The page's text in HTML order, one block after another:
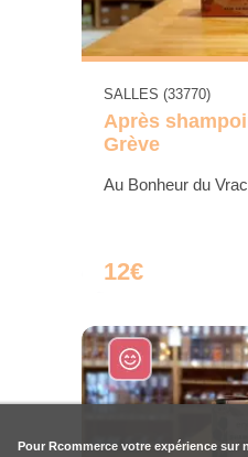
SALLES (33770)
Après
Grève
Au Bonheur du Vrac
12€
Pour Rcommerce votre expérience sur